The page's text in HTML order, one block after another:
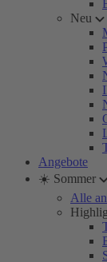
Neu
Angebote
☀️ Sommer
Alle